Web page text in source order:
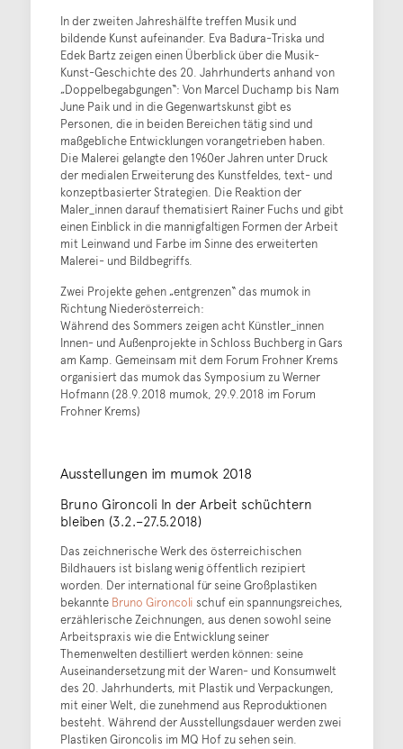
In der zweiten Jahreshälfte treffen Musik und
bildende Kunst aufeinander. Eva Badura-Triska und
Edek Bartz zeigen einen Überblick über die Musik-
Kunst-Geschichte des 20. Jahrhunderts anhand von
„Doppelbegabgungen“: Von Marcel Duchamp bis Nam
June Paik und in die Gegenwartskunst gibt es
Personen, die in beiden Bereichen tätig sind und
maßgebliche Entwicklungen vorangetrieben haben.
Die Malerei gelangte den 1960er Jahren unter Druck
der medialen Erweiterung des Kunstfeldes, text- und
konzeptbasierter Strategien. Die Reaktion der
Maler_innen darauf thematisiert Rainer Fuchs und gibt
einen Einblick in die mannigfaltigen Formen der Arbeit
mit Leinwand und Farbe im Sinne des erweiterten
Malerei- und Bildbegriffs.
Zwei Projekte gehen „entgrenzen“ das mumok in
Richtung Niederösterreich:
Während des Sommers zeigen acht Künstler_innen
Innen- und Außenprojekte in Schloss Buchberg in Gars
am Kamp. Gemeinsam mit dem Forum Frohner Krems
organisiert das mumok das Symposium zu Werner
Hofmann (28.9.2018 mumok, 29.9.2018 im Forum
Frohner Krems)
Ausstellungen im mumok 2018
Bruno Gironcoli In der Arbeit schüchtern
bleiben (3.2.–27.5.2018)
Das zeichnerische Werk des österreichischen
Bildhauers ist bislang wenig öffentlich rezipiert
worden. Der international für seine Großplastiken
bekannte Bruno Gironcoli schuf ein spannungsreiches,
erzählerische Zeichnungen, aus denen sowohl seine
Arbeitspraxis wie die Entwicklung seiner
Themenwelten destilliert werden können: seine
Auseinandersetzung mit der Waren- und Konsumwelt
des 20. Jahrhunderts, mit Plastik und Verpackungen,
mit einer Welt, die zunehmend aus Reproduktionen
besteht. Während der Ausstellungsdauer werden zwei
Plastiken Gironcolis im MQ Hof zu sehen sein.